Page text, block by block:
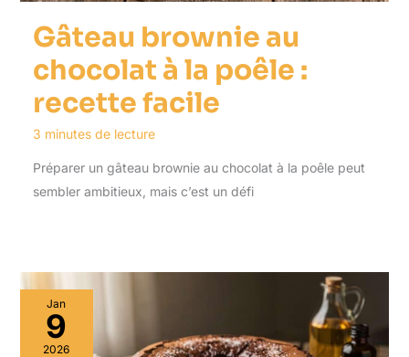
Gâteau brownie au
chocolat à la poêle :
recette facile
3 minutes de lecture
Préparer un gâteau brownie au chocolat à la poêle peut
sembler ambitieux, mais c’est un défi
Jan
9
2026